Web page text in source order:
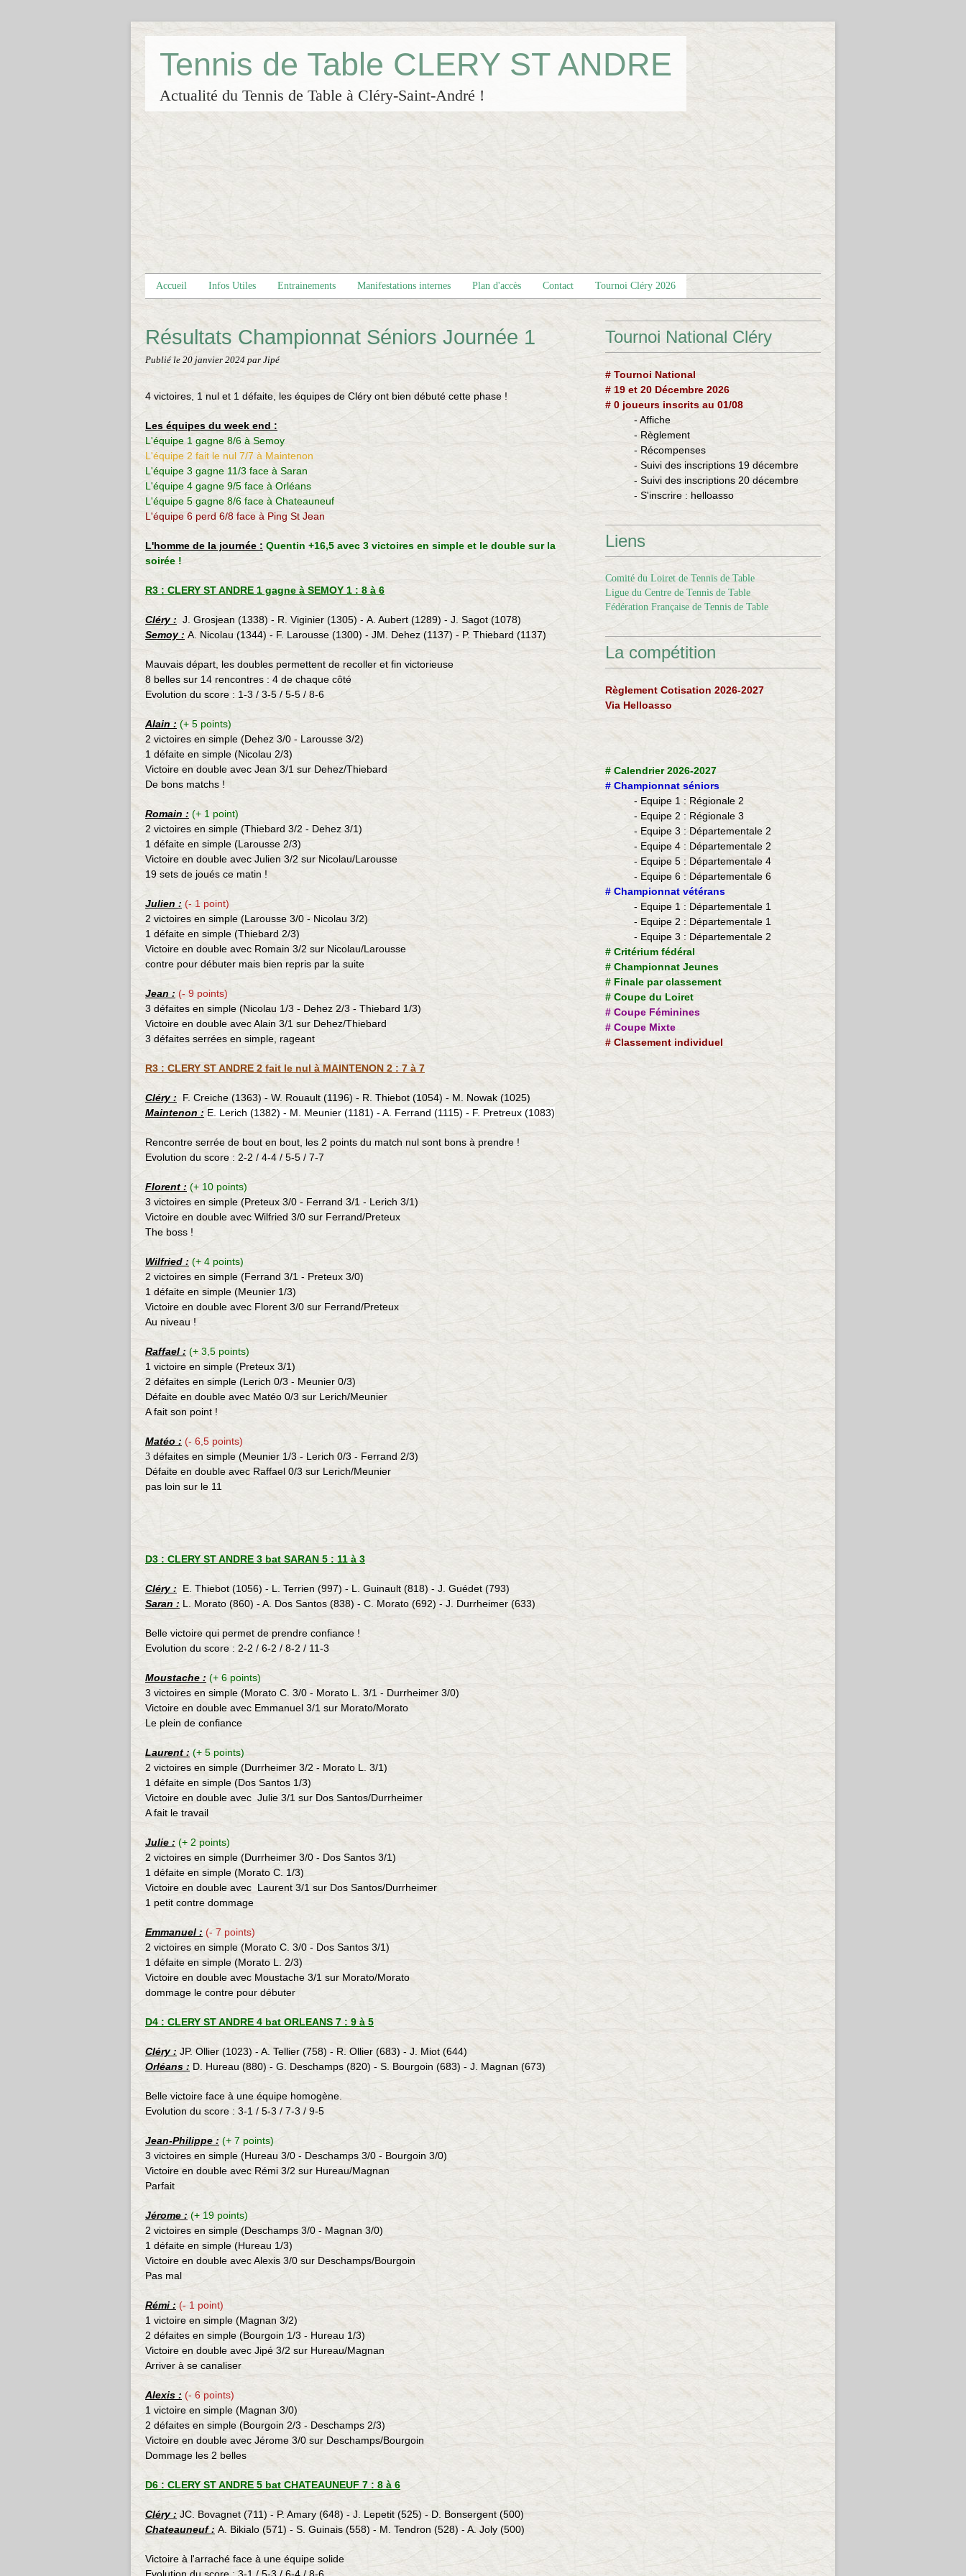
Tennis de Table CLERY ST ANDRE
Actualité du Tennis de Table à Cléry-Saint-André !
Accueil Infos Utiles Entrainements Manifestations internes Plan d'accès Contact Tournoi Cléry 2026
Résultats Championnat Séniors Journée 1
Publié le 20 janvier 2024 par Jipé
4 victoires, 1 nul et 1 défaite, les équipes de Cléry ont bien débuté cette phase !
Les équipes du week end :
L'équipe 1 gagne 8/6 à Semoy
L'équipe 2 fait le nul 7/7 à Maintenon
L'équipe 3 gagne 11/3 face à Saran
L'équipe 4 gagne 9/5 face à Orléans
L'équipe 5 gagne 8/6 face à Chateauneuf
L'équipe 6 perd 6/8 face à Ping St Jean
L'homme de la journée : Quentin +16,5 avec 3 victoires en simple et le double sur la
soirée !
R3 : CLERY ST ANDRE 1 gagne à SEMOY 1 : 8 à 6
Cléry : J. Grosjean (1338) - R. Viginier (1305) - A. Aubert (1289) - J. Sagot (1078)
Semoy : A. Nicolau (1344) - F. Larousse (1300) - JM. Dehez (1137) - P. Thiebard (1137)
Mauvais départ, les doubles permettent de recoller et fin victorieuse
8 belles sur 14 rencontres : 4 de chaque côté
Evolution du score : 1-3 / 3-5 / 5-5 / 8-6
Alain : (+ 5 points)
2 victoires en simple (Dehez 3/0 - Larousse 3/2)
1 défaite en simple (Nicolau 2/3)
Victoire en double avec Jean 3/1 sur Dehez/Thiebard
De bons matchs !
Romain : (+ 1 point)
2 victoires en simple (Thiebard 3/2 - Dehez 3/1)
1 défaite en simple (Larousse 2/3)
Victoire en double avec Julien 3/2 sur Nicolau/Larousse
19 sets de joués ce matin !
Julien : (- 1 point)
2 victoires en simple (Larousse 3/0 - Nicolau 3/2)
1 défaite en simple (Thiebard 2/3)
Victoire en double avec Romain 3/2 sur Nicolau/Larousse
contre pour débuter mais bien repris par la suite
Jean : (- 9 points)
3 défaites en simple (Nicolau 1/3 - Dehez 2/3 - Thiebard 1/3)
Victoire en double avec Alain 3/1 sur Dehez/Thiebard
3 défaites serrées en simple, rageant
R3 : CLERY ST ANDRE 2 fait le nul à MAINTENON 2 : 7 à 7
Cléry :
F. Creiche (1363) - W. Rouault (1196) - R. Thiebot (1054) - M. Nowak (1025)
Maintenon : E. Lerich (1382) - M. Meunier (1181) - A. Ferrand (1115) - F. Pretreux (1083)
Rencontre serrée de bout en bout, les 2 points du match nul sont bons à prendre !
Evolution du score : 2-2 / 4-4 / 5-5 / 7-7
Florent : (+ 10 points)
3 victoires en simple (Preteux 3/0 - Ferrand 3/1 - Lerich 3/1)
Victoire en double avec Wilfried 3/0 sur Ferrand/Preteux
The boss !
Wilfried : (+ 4 points)
2 victoires en simple (Ferrand 3/1 - Preteux 3/0)
1 défaite en simple (Meunier 1/3)
Victoire en double avec Florent 3/0 sur Ferrand/Preteux
Au niveau !
Raffael : (+ 3,5 points)
1 victoire en simple (Preteux 3/1)
2 défaites en simple (Lerich 0/3 - Meunier 0/3)
Défaite en double avec Matéo 0/3 sur Lerich/Meunier
A fait son point !
Matéo : (- 6,5 points)
3 défaites en simple (Meunier 1/3 - Lerich 0/3 - Ferrand 2/3)
Défaite en double avec Raffael 0/3 sur Lerich/Meunier
pas loin sur le 11
D3 : CLERY ST ANDRE 3 bat SARAN 5 : 11 à 3
Cléry :
E. Thiebot (1056) - L. Terrien (997) - L. Guinault (818) - J. Guédet (793)
Saran : L. Morato (860) - A. Dos Santos (838) - C. Morato (692) - J. Durrheimer (633)
Belle victoire qui permet de prendre confiance !
Evolution du score : 2-2 / 6-2 / 8-2 / 11-3
Moustache : (+ 6 points)
3 victoires en simple (Morato C. 3/0 - Morato L. 3/1 - Durrheimer 3/0)
Victoire en double avec Emmanuel 3/1 sur Morato/Morato
Le plein de confiance
Laurent : (+ 5 points)
2 victoires en simple (Durrheimer 3/2 - Morato L. 3/1)
1 défaite en simple (Dos Santos 1/3)
Victoire en double avec Julie 3/1 sur Dos Santos/Durrheimer
A fait le travail
Julie : (+ 2 points)
2 victoires en simple (Durrheimer 3/0 - Dos Santos 3/1)
1 défaite en simple (Morato C. 1/3)
Victoire en double avec Laurent 3/1 sur Dos Santos/Durrheimer
1 petit contre dommage
Emmanuel : (- 7 points)
2 victoires en simple (Morato C. 3/0 - Dos Santos 3/1)
1 défaite en simple (Morato L. 2/3)
Victoire en double avec Moustache 3/1 sur Morato/Morato
dommage le contre pour débuter
D4 : CLERY ST ANDRE 4 bat ORLEANS 7 : 9 à 5
Cléry : JP. Ollier (1023) - A. Tellier (758) - R. Ollier (683) - J. Miot (644)
Orléans : D. Hureau (880) - G. Deschamps (820) - S. Bourgoin (683) - J. Magnan (673)
Belle victoire face à une équipe homogène.
Evolution du score : 3-1 / 5-3 / 7-3 / 9-5
Jean-Philippe : (+ 7 points)
3 victoires en simple (Hureau 3/0 - Deschamps 3/0 - Bourgoin 3/0)
Victoire en double avec Rémi 3/2 sur Hureau/Magnan
Parfait
Jérome : (+ 19 points)
2 victoires en simple (Deschamps 3/0 - Magnan 3/0)
1 défaite en simple (Hureau 1/3)
Victoire en double avec Alexis 3/0 sur Deschamps/Bourgoin
Pas mal
Rémi : (- 1 point)
1 victoire en simple (Magnan 3/2)
2 défaites en simple (Bourgoin 1/3 - Hureau 1/3)
Victoire en double avec Jipé 3/2 sur Hureau/Magnan
Arriver à se canaliser
Alexis : (- 6 points)
1 victoire en simple (Magnan 3/0)
2 défaites en simple (Bourgoin 2/3 - Deschamps 2/3)
Victoire en double avec Jérome 3/0 sur Deschamps/Bourgoin
Dommage les 2 belles
D6 : CLERY ST ANDRE 5 bat CHATEAUNEUF 7 : 8 à 6
Cléry : JC. Bovagnet (711) - P. Amary (648) - J. Lepetit (525) - D. Bonsergent (500)
Chateauneuf : A. Bikialo (571) - S. Guinais (558) - M. Tendron (528) - A. Joly (500)
Victoire à l'arraché face à une équipe solide
Tournoi National Cléry
# Tournoi National
# 19 et 20 Décembre 2026
# 0 joueurs inscrits au 01/08
- Affiche
- Règlement
- Récompenses
- Suivi des inscriptions 19 décembre
- Suivi des inscriptions 20 décembre
- S'inscrire : helloasso
Liens
Comité du Loiret de Tennis de Table
Ligue du Centre de Tennis de Table
Fédération Française de Tennis de Table
La compétition
Règlement Cotisation 2026-2027
Via Helloasso
# Calendrier 2026-2027
# Championnat séniors
- Equipe 1 : Régionale 2
- Equipe 2 : Régionale 3
- Equipe 3 : Départementale 2
- Equipe 4 : Départementale 2
- Equipe 5 : Départementale 4
- Equipe 6 : Départementale 6
​# Championnat vétérans
- ​Equipe 1 : Départementale 1
- Equipe 2 : Départementale 1
- Equipe 3 : Départementale 2
# Critérium fédéral
# Championnat Jeunes
# Finale par classement
# Coupe du Loiret
# Coupe Féminines
# Coupe Mixte
#Classement individuel